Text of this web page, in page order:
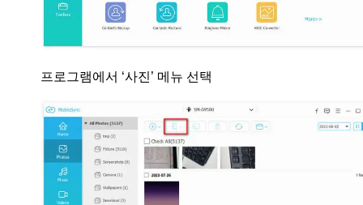
프로그램에서 ‘사진’ 메뉴 선택